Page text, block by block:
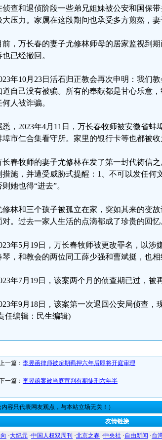
侦查和退侦阶段一些弟兄姐妹被公安和国保
大压力。家属在这段期间也承受多方煎熬，
前，万长春的妻子尤修林师母的居家监视到
也已经撤回。
年10月23日活石归正教会再次申明：我们
道自己没有被骗。所有的奉献都是甘心乐意
何人被诈骗。
悉，2023年4月11日，万长春牧师被安徽省
埠市仁合集看守所。家里的银行卡等也都被收
长春牧师的妻子尤修林在发了第一封代祷信
措施，并遭受威胁式提醒：1、不可以发任何
则她也得“进去”。
修林和三个孩子被孤立在家，突如其来的变
对。过去一家人生活的点滴都成了珍贵的回忆
年5月19日，万长春牧师被更改罪名，以
琴，和教会的两位同工薛少强和曹斌挺，也相
年7月19日，该案两个月的侦查期已过，被
年9月18日，该案第一次退回公安局侦查，
任编辑：民生编辑)
一篇： 李昱函律师被超期羁押六年后即将开庭审理
一篇： 李昱函案被当庭宣判有期徒刑六年半
内容只代表网友观点，与本站立场无关！）
友情链接
·大纪元 ·中国人权双周刊 ·北京之春 ·中央社 ·自由新闻 ·台